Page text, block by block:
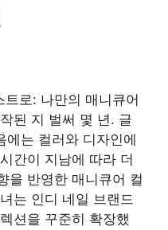
로: 나만의 매니큐어
된 지 벌써 몇 년. 글
는 컬러와 디자인에
간이 지남에 따라 더
을 반영한 매니큐어 컬
는 인디 네일 브랜드
션을 꾸준히 확장했